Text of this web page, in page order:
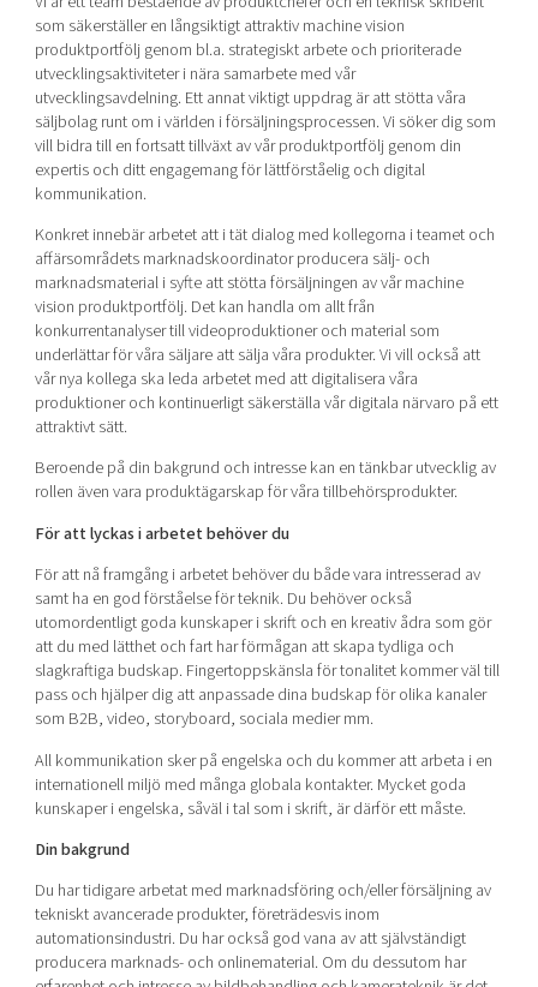
Current offers and activities
Reach out to us
Locations
som säkerställer en långsiktigt attraktiv machine vision
produktportfölj genom bl.a. strategiskt arbete och prioriterade
utvecklingsaktiviteter i nära samarbete med vår
utvecklingsavdelning. Ett annat viktigt uppdrag är att stötta våra
säljbolag runt om i världen i försäljningsprocessen. Vi söker dig som
vill bidra till en fortsatt tillväxt av vår produktportfölj genom din
expertis och ditt engagemang för lättförståelig och digital
kommunikation.
Konkret innebär arbetet att i tät dialog med kollegorna i teamet och
affärsområdets marknadskoordinator producera sälj- och
marknadsmaterial i syfte att stötta försäljningen av vår machine
vision produktportfölj. Det kan handla om allt från
konkurrentanalyser till videoproduktioner och material som
underlättar för våra säljare att sälja våra produkter. Vi vill också att
vår nya kollega ska leda arbetet med att digitalisera våra
produktioner och kontinuerligt säkerställa vår digitala närvaro på ett
attraktivt sätt.
Beroende på din bakgrund och intresse kan en tänkbar utvecklig av
rollen även vara produktägarskap för våra tillbehörsprodukter.
För att lyckas i arbetet behöver du
För att nå framgång i arbetet behöver du både vara intresserad av
samt ha en god förståelse för teknik. Du behöver också
utomordentligt goda kunskaper i skrift och en kreativ ådra som gör
att du med lätthet och fart har förmågan att skapa tydliga och
slagkraftiga budskap. Fingertoppskänsla för tonalitet kommer väl till
pass och hjälper dig att anpassade dina budskap för olika kanaler
som B2B, video, storyboard, sociala medier mm.
All kommunikation sker på engelska och du kommer att arbeta i en
internationell miljö med många globala kontakter. Mycket goda
kunskaper i engelska, såväl i tal som i skrift, är därför ett måste.
Din bakgrund
Du har tidigare arbetat med marknadsföring och/eller försäljning av
tekniskt avancerade produkter, företrädesvis inom
automationsindustri. Du har också god vana av att självständigt
producera marknads- och onlinematerial. Om du dessutom har